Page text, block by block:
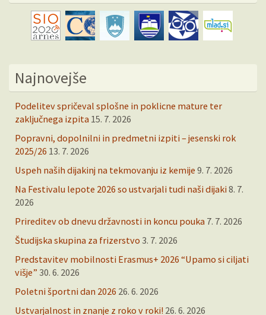
Najnovejše
Podelitev spričeval splošne in poklicne mature ter
zaključnega izpita 15. 7. 2026
Popravni, dopolnilni in predmetni izpiti – jesenski rok
2025/26 13. 7. 2026
Uspeh naših dijakinj na tekmovanju iz kemije 9. 7. 2026
Na Festivalu lepote 2026 so ustvarjali tudi naši dijaki 8. 7.
2026
Prireditev ob dnevu državnosti in koncu pouka 7. 7. 2026
Študijska skupina za frizerstvo 3. 7. 2026
Predstavitev mobilnosti Erasmus+ 2026 “Upamo si ciljati
višje” 30. 6. 2026
Poletni športni dan 2026 26. 6. 2026
Ustvarjalnost in znanje z roko v roki! 26. 6. 2026